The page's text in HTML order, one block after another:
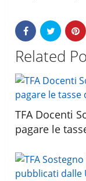
Related
TFA Docenti
pagare le